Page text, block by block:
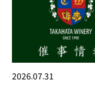
2026.07.31